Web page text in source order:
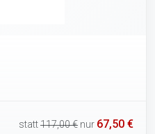
statt117,00 € nur 67,50 €